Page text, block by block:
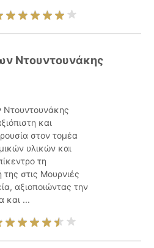
Ντουντουνάκης
Ντουντουνάκης
και
στον τομέα
υλικών και
τη
της στις Μουρνιές
αξιοποιώντας την
και ...